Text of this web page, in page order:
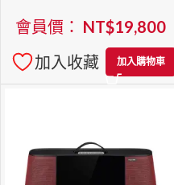
會員價： NT$19,800
加入收藏
加入購物車